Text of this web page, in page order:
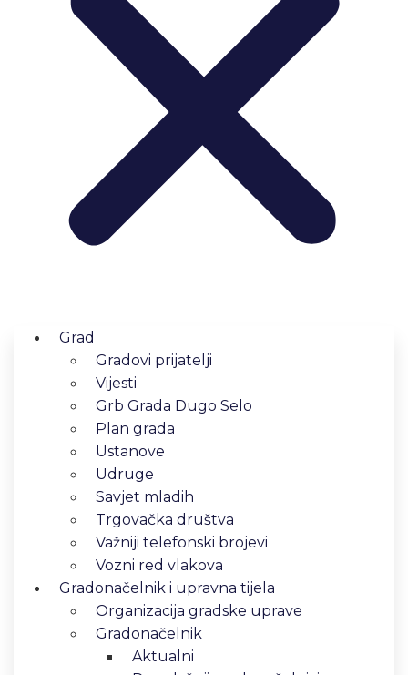
Grad
Gradovi prijatelji
Vijesti
Grb Grada Dugo Selo
Plan grada
Ustanove
Udruge
Savjet mladih
Trgovačka društva
Važniji telefonski brojevi
Vozni red vlakova
Gradonačelnik i upravna tijela
Organizacija gradske uprave
Gradonačelnik
Aktualni